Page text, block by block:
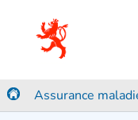
Assurance